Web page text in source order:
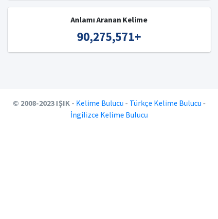
Anlamı Aranan Kelime
90,275,571+
© 2008-2023 IŞIK- Kelime Bulucu - Türkçe Kelime Bulucu -
İngilizce Kelime Bulucu